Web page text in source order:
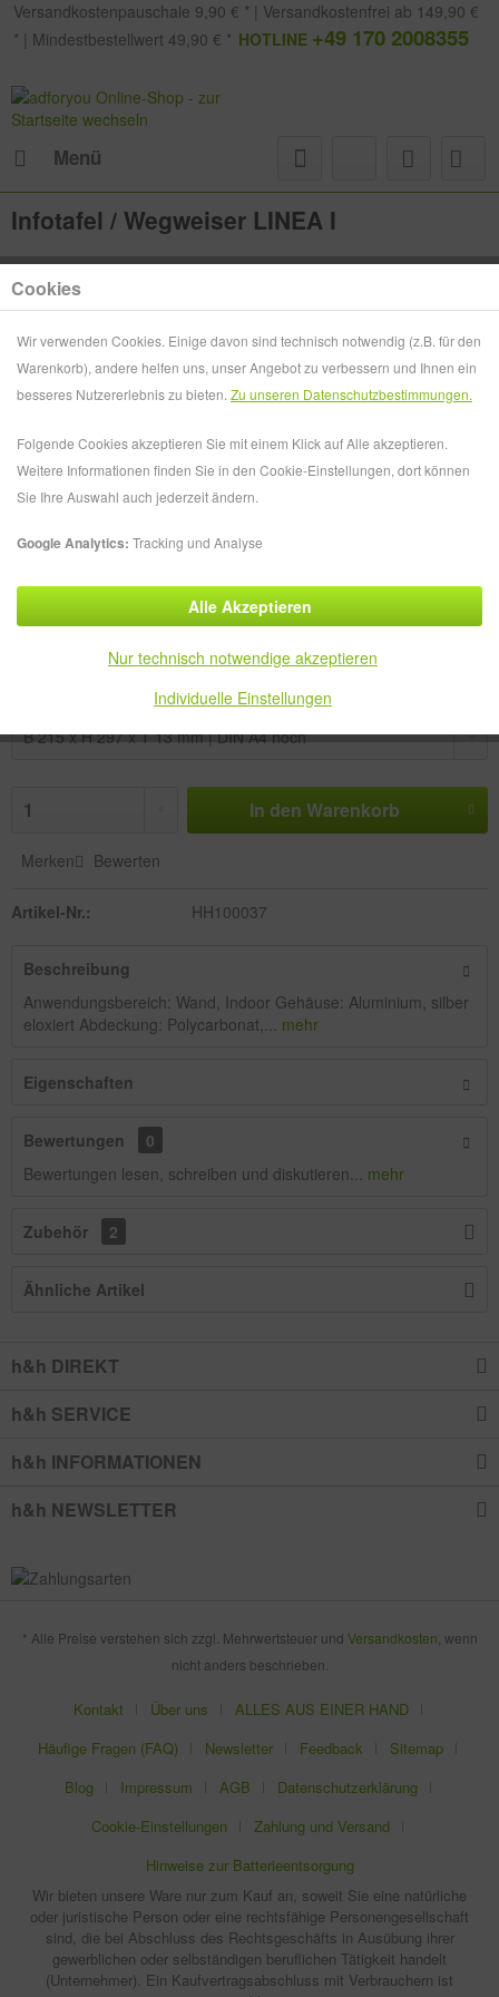
Versandkostenpauschale 9,90 € * | Versandkostenfrei ab 149,90 €
* | Mindestbestellwert 49,90 € * HOTLINE +49 170 2008355
Menü
Infotafel / Wegweiser LINEA I
68,49 € *
zzgl. Versandkosten
Lieferzeit ca. 1-3 Werktage
In den Warenkorb
Merken Bewerten
Artikel-Nr.: HH100037
Beschreibung
Anwendungsbereich: Wand, Indoor Gehäuse: Aluminium, silber
eloxiert Abdeckung: Polycarbonat,... mehr
Eigenschaften
Bewertungen
0
Bewertungen lesen, schreiben und diskutieren... mehr
Zubehör 2
Ähnliche Artikel
h&h DIREKT
h&h SERVICE
h&h INFORMATIONEN
h&h NEWSLETTER
* Alle Preise verstehen sich zzgl. Mehrwertsteuer und Versandkosten , wenn
nicht anders beschrieben.
Kontakt Über uns
ALLES AUS EINER HAND
Häufige Fragen (FAQ)
Newsletter Feedback
Sitemap
Blog
Impressum AGB
Datenschutzerklärung
Cookie-Einstellungen
Zahlung und Versand
Hinweise zur Batterieentsorgung
Wir bieten unsere Ware nur zum Kauf an, soweit Sie eine natürliche
oder juristische Person oder eine rechtsfähige Personengesellschaft
sind, die bei Abschluss des Rechtsgeschäfts in Ausübung ihrer
gewerblichen oder selbständigen beruflichen Tätigkeit handelt
(Unternehmer). Ein Kaufvertragsabschluss mit Verbrauchern ist
Cookies
Wir verwenden Cookies. Einige davon sind technisch notwendig (z.B. für den
Warenkorb), andere helfen uns, unser Angebot zu verbessern und Ihnen ein
besseres Nutzererlebnis zu bieten. Zu unseren Datenschutzbestimmungen.
Folgende Cookies akzeptieren Sie mit einem Klick auf Alle akzeptieren.
Weitere Informationen finden Sie in den Cookie-Einstellungen, dort können
Sie Ihre Auswahl auch jederzeit ändern.
Google Analytics: Tracking und Analyse
Individuelle Einstellungen
Nur technisch notwendige akzeptieren
Alle Akzeptieren